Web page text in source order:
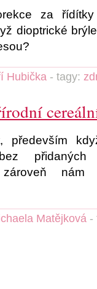
za
dioptrické
Hubička - tagy:
především
zároveň
Matějková -